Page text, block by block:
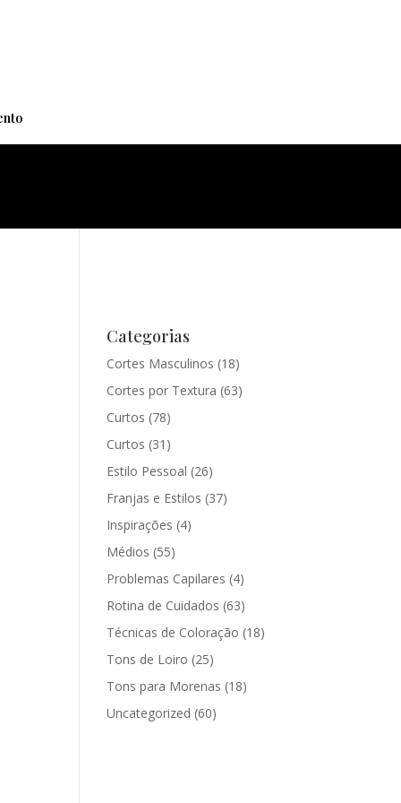
Categorias
Cortes Masculinos (18)
Cortes por Textura (63)
Curtos (78)
Curtos (31)
Estilo Pessoal (26)
Franjas e Estilos (37)
Inspirações (4)
Médios (55)
Problemas Capilares (4)
Rotina de Cuidados (63)
Técnicas de Coloração (18)
Tons de Loiro (25)
Tons para Morenas (18)
Uncategorized (60)